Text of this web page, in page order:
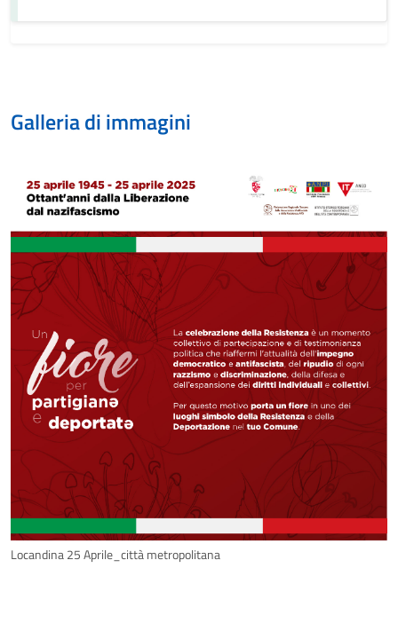
Galleria di immagini
Locandina 25 Aprile_città metropolitana